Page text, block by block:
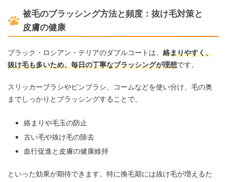
被毛のブラッシング方法と頻度：抜け毛対策と
皮膚の健康
ブラック・ロシアン・テリアのダブルコートは、 絡まりやすく、
抜け毛も多いため、毎日の丁寧なブラッシングが理想です。
スリッカーブラシやピンブラシ、コームなどを使い分け、毛の奥
までしっかりとブラッシングすることで、
絡まりや毛玉の防止
古い毛や抜け毛の除去
血行促進と皮膚の健康維持
といった効果が期待できます。特に換毛期には抜け毛が増えるた